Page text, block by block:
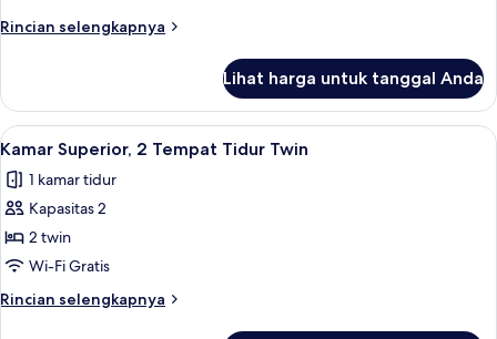
1
Tempat
King
Rincian selengkapnya
Rincian
Kamar
Superior,
1
Tidur
King
Lihat harga untuk tanggal Anda
Lihat
semua
foto
untuk
Kamar
Superior,
2
Tempat
Kamar Superior, 2 Tempat Tidur
5
Kamar Superior, 2 Tempat Tidur Twin
1 kamar tidur
Kapasitas 2
2 twin
Wi-Fi Gratis
Rincian selengkapnya
Rincian